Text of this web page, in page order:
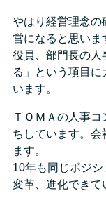
やはり経営理念の
営になると思いま
役員、部門長の人
る」という項目
います。
ＴＯＭＡの人事
ちしています。会
ます。
10年も同じポジシ
変革、進化できて